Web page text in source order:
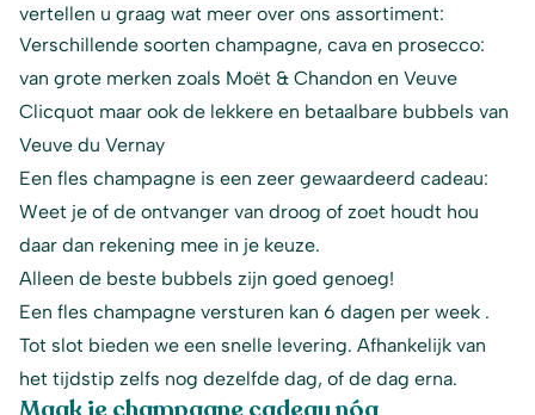
vertellen u graag wat meer over ons assortiment:
Verschillende soorten champagne, cava en prosecco:
van grote merken zoals Moët & Chandon en Veuve
Clicquot maar ook de lekkere en betaalbare bubbels van
Veuve du Vernay
Een fles champagne is een zeer gewaardeerd cadeau:
Weet je of de ontvanger van droog of zoet houdt hou
daar dan rekening mee in je keuze.
Alleen de beste bubbels zijn goed genoeg!
Een fles champagne versturen kan 6 dagen per week .
Tot slot bieden we een snelle levering. Afhankelijk van
het tijdstip zelfs nog dezelfde dag, of de dag erna.